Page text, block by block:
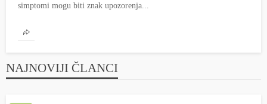
simptomi mogu biti znak upozorenja...
NAJNOVIJI ČLANCI